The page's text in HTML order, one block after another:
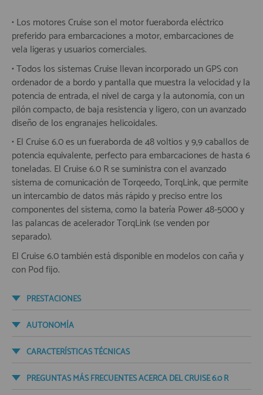
• Los motores Cruise son el motor fueraborda eléctrico
preferido para embarcaciones a motor, embarcaciones de
vela ligeras y usuarios comerciales.
• Todos los sistemas Cruise llevan incorporado un GPS con
ordenador de a bordo y pantalla que muestra la velocidad y la
potencia de entrada, el nivel de carga y la autonomía, con un
pilón compacto, de baja resistencia y ligero, con un avanzado
diseño de los engranajes helicoidales.
• El Cruise 6.0 es un fueraborda de 48 voltios y 9,9 caballos de
potencia equivalente, perfecto para embarcaciones de hasta 6
toneladas. El Cruise 6.0 R se suministra con el avanzado
sistema de comunicación de Torqeedo, TorqLink, que permite
un intercambio de datos más rápido y preciso entre los
componentes del sistema, como la batería Power 48-5000 y
las palancas de acelerador TorqLink (se venden por
separado).
El Cruise 6.0 también está disponible en modelos con caña y
con Pod fijo.
PRESTACIONES
AUTONOMÍA
CARACTERÍSTICAS TÉCNICAS
PREGUNTAS MÁS FRECUENTES ACERCA DEL CRUISE 6.0 R